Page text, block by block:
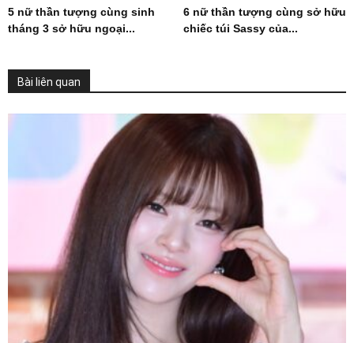
5 nữ thần tượng cùng sinh
tháng 3 sở hữu ngoại...
6 nữ thần tượng cùng sở hữu
chiếc túi Sassy của...
Bài liên quan